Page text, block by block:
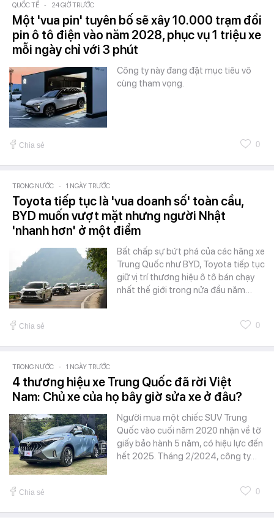
QUỐC TẾ - 24 GIỜ TRƯỚC
Một 'vua pin' tuyên bố sẽ xây 10.000 trạm đổi
pin ô tô điện vào năm 2028, phục vụ 1 triệu xe
mỗi ngày chỉ với 3 phút
Công ty này đang đặt mục tiêu vô
cùng tham vọng.
Chia sẻ 0
TRONG NƯỚC - 1 NGÀY TRƯỚC
Toyota tiếp tục là 'vua doanh số' toàn cầu,
BYD muốn vượt mặt nhưng người Nhật
'nhanh hơn' ở một điểm
Bất chấp sự bứt phá của các hãng xe
Trung Quốc như BYD, Toyota tiếp tục
giữ vị trí thương hiệu ô tô bán chạy
nhất thế giới trong nửa đầu năm…
Chia sẻ 0
TRONG NƯỚC - 1 NGÀY TRƯỚC
4 thương hiệu xe Trung Quốc đã rời Việt
Nam: Chủ xe của họ bây giờ sửa xe ở đâu?
Người mua một chiếc SUV Trung
Quốc vào cuối năm 2020 nhận về tờ
giấy bảo hành 5 năm, có hiệu lực đến
hết 2025. Tháng 2/2024, công ty…
Chia sẻ 0